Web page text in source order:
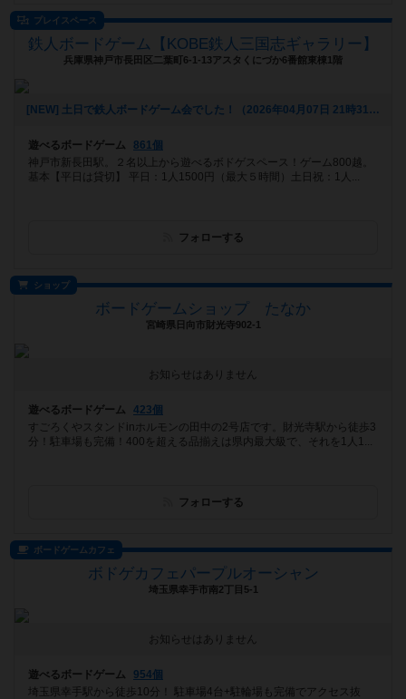
プレイスペース
鉄人ボードゲーム【KOBE鉄人三国志ギャラリー】
兵庫県神戸市長田区二葉町6-1-13アスタくにづか6番館東棟1階
[NEW] 土日で鉄人ボードゲーム会でした！（2026年04月07日 21時31分）
遊べるボードゲーム
861個
神戸市新長田駅。２名以上から遊べるボドゲスペース！ゲーム800越。
基本【平日は貸切】 平日：1人1500円（最大５時間）土日祝：1人...
フォローする
ショップ
ボードゲームショップ たなか
宮崎県日向市財光寺902-1
お知らせはありません
遊べるボードゲーム
423個
すごろくやスタンドinホルモンの田中の2号店です。財光寺駅から徒歩3
分！駐車場も完備！400を超える品揃えは県内最大級で、それを1人1...
フォローする
ボードゲームカフェ
ボドゲカフェパープルオーシャン
埼玉県幸手市南2丁目5-1
お知らせはありません
遊べるボードゲーム
954個
埼玉県幸手駅から徒歩10分！ 駐車場4台+駐輪場も完備でアクセス抜